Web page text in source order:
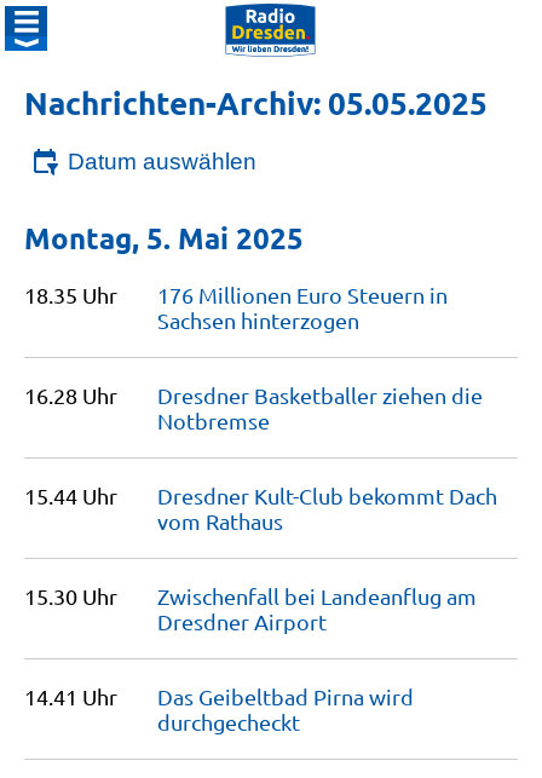
Nachrichten-Archiv: 05.05.2025
Datum auswählen
Montag, 5. Mai 2025
18.35 Uhr
176 Millionen Euro Steuern in
Sachsen hinterzogen
16.28 Uhr
Dresdner Basketballer ziehen die
Notbremse
15.44 Uhr
Dresdner Kult-Club bekommt Dach
vom Rathaus
15.30 Uhr
Zwischenfall bei Landeanflug am
Dresdner Airport
14.41 Uhr
Das Geibeltbad Pirna wird
durchgecheckt